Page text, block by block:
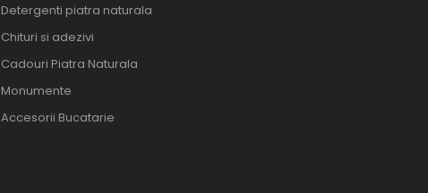
Detergenti piatra naturala
Chituri si adezivi
Cadouri Piatra Naturala
Monumente
Accesorii Bucatarie